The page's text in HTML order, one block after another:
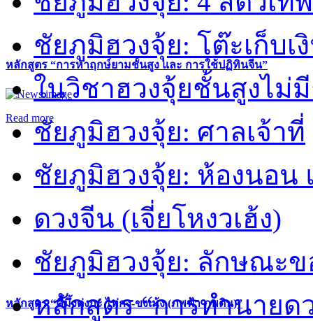
หลักสูตร “การหาฤกษ์ยามชั้นสูง และ การใช้ปฏิทินจีน”
Read more
หลักสูตร “คี้มึ้งตุ่งกะ ไท่กง-ขงเม้ง (ภพฟ้า ภพดิน)”
ชัยภูมิฮวงจุ้ย: โต๊ะเก็บเ
ในวิชาฮวงจุ้ยชั้นสูงไม่
ชัยภูมิฮวงจุ้ย: ศาลเจ้าที่
ชัยภูมิฮวงจุ้ย: ห้องนอน
ดวงจีน (เจี่ยโหงวเฮ้ง)
ชัยภูมิฮวงจุ้ย: ลักษณะ
หลักสูตร “การทำนายด